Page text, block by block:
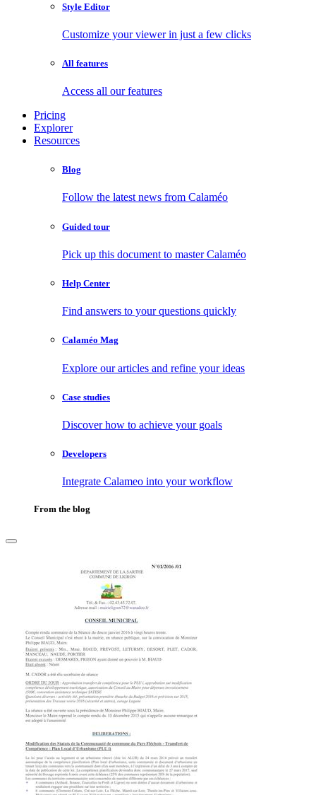
Style Editor
Customize your viewer in just a few clicks
All features
Access all our features
Pricing
Explorer
Resources
Blog
Follow the latest news from Calaméo
Guided tour
Pick up this document to master Calaméo
Help Center
Find answers to your questions quickly
Calaméo Mag
Explore our articles and refine your ideas
Case studies
Discover how to achieve your goals
Developers
Integrate Calameo into your workflow
From the blog